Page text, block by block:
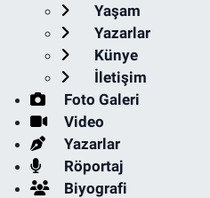
Yaşam
Yazarlar
Künye
İletişim
Foto Galeri
Video
Yazarlar
Röportaj
Biyografi